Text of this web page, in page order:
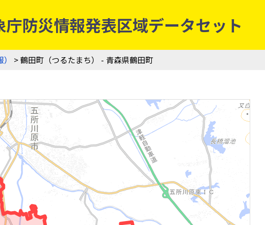
防災情報発表区域データセット
> 鶴田町（つるたまち） - 青森県鶴田町